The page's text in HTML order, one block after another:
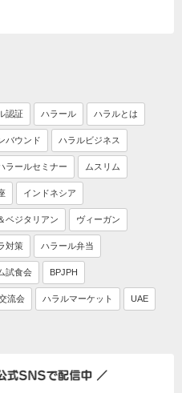
認証 ハラール ハラルとは
バウンド ハラルビジネス
ラールセミナー ムスリム
インドネシア
ベジタリアン ヴィーガン
対策 ハラール弁当
試食会 BPJPH
流会 ハラルマーケット UAE